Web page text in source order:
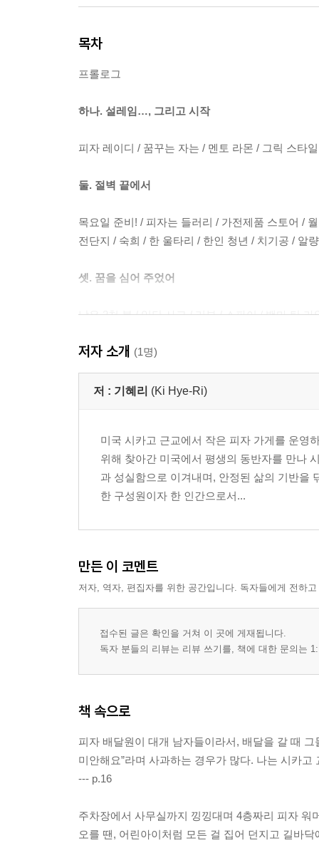
목차
프롤로그
하나. 설레임…, 그리고 시작
피자 레이디 / 꿈꾸는 자는 / 멘토 라몬 / 그릭 스타일
둘. 절벽 끝에서
목요일 준비! / 피자는 들러리 / 가전제품 스토어 /
전단지 / 숙희 / 한 울타리 / 한인 청년 / 치기공 / 알
셋. 꿈을 심어 주었어
남은 2천 불 / 잇단 사고 / 리뷰 / 스파이 / 백마 탄 라
“체인징 잇 업!” 아이린 / 게으른 레이나 / 뉴요커 회
취업 이민 영주권
나도 한번 가볼까? 미국! / ESL / 첫 어학원 / 미니
외로움과 두려움을 / 그날 이후,
다섯. 산다는 건
여섯. 함께이기에
부고와 삶 / 매니저 아저씨 / 현정 언니 / 벤자민의
교수와 학생 / 임플란트 완성기 / 오디 픽업 / 농사/
에필로그
감사의 글
저자 소개 (1명)
저 : 기혜리 (Ki Hye-Ri)
미국 시카고 근교에서 작은 피자 가게를 운영
위해 찾아간 미국에서 평생의 동반자를 만나
과 성실함으로 이겨내며, 안정된 삶의 기반을
한 구성원이자 한 인간으로서...
만든 이 코멘트
저자, 역자, 편집자를 위한 공간입니다. 독자들에게 전하
접수된 글은 확인을 거쳐 이 곳에 게재됩니다.
독자 분들의 리뷰는 리뷰 쓰기를, 책에 대한 문의는
책 속으로
피자 배달원이 대개 남자들이라서, 배달을 갈 때
미안해요”라며 사과하는 경우가 많다. 나는 시카
--- p.16
주차장에서 사무실까지 낑낑대며 4층짜리 피자
오를 땐, 어린아이처럼 모든 걸 집어 던지고 길바